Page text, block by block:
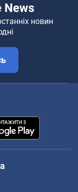
News
новин